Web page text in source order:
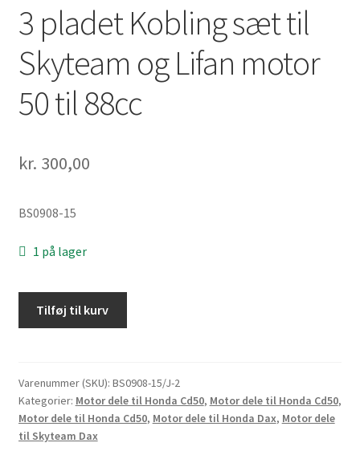
3 pladet Kobling sæt til
Skyteam og Lifan motor
50 til 88cc
kr. 300,00
BS0908-15
1 på lager
til
Skyteam
og
Lifan
Tilføj til kurv
Varenummer (SKU): BS0908-15/J-2
Kategorier: Motor dele til Honda Cd50, Motor dele til Honda Cd50,
Motor dele til Honda Cd50, Motor dele til Honda Dax, Motor dele
til Skyteam Dax